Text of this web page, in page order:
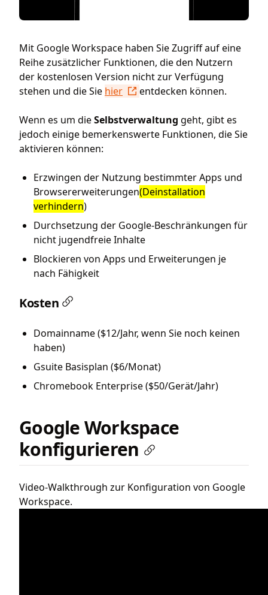
Mit Google Workspace haben Sie Zugriff auf eine
Reihe zusätzlicher Funktionen, die den Nutzern
der kostenlosen Version nicht zur Verfügung
stehen und die Sie hier entdecken können.
Wenn es um dieSelbstverwaltung geht, gibt es
jedoch einige bemerkenswerte Funktionen, die Sie
aktivieren können:
Erzwingen der Nutzung bestimmter Apps und
Browsererweiterungen(Deinstallation
verhindern)
Durchsetzung der Google-Beschränkungen für
nicht jugendfreie Inhalte
Blockieren von Apps und Erweiterungen je
nach Fähigkeit
Kosten
Domainname ($12/Jahr, wenn Sie noch keinen
haben)
Gsuite Basisplan ($6/Monat)
Chromebook Enterprise ($50/Gerät/Jahr)
Google Workspace
konfigurieren
Video-Walkthrough zur Konfiguration von Google
Workspace.